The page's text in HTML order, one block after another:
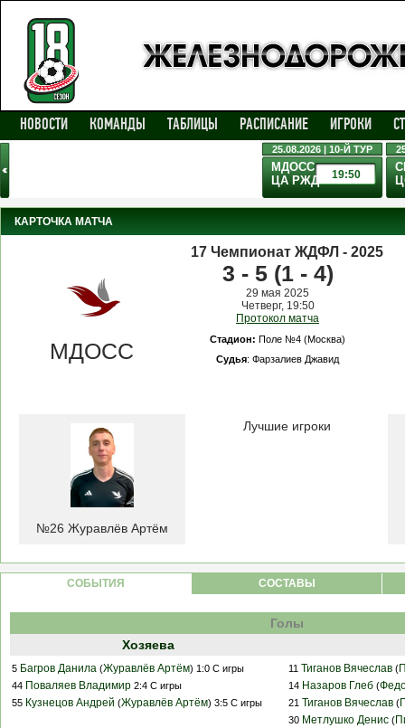
НОВОСТИ КОМАНДЫ ТАБЛИЦЫ РАСПИСАНИЕ ИГРОКИ
25.08.2026 | 10-Й ТУР
19:50
МДОСС
ЦА РЖД
КАРТОЧКА МАТЧА
17 Чемпионат ЖДФЛ - 2025
МДОСС
3 - 5 (1 - 4)
29 мая 2025
Четверг, 19:50
Протокол матча
Стадион: Поле №4 (Москва)
Cудья: Фарзалиев Джавид
№26 Журавлёв Артём
Лучшие игроки
CОБЫТИЯ СОСТАВЫ
Голы
Хозяева
5 Багров Данила (Журавлёв Артём) 1:0 С игры
44 Поваляев Владимир 2:4 С игры
55 Кузнецов Андрей (Журавлёв Артём) 3:5 С игры
11 Тиганов Вячеслав (
14 Назаров Глеб (
21 Тиганов Вячеслав (
30 Метлушко Денис (